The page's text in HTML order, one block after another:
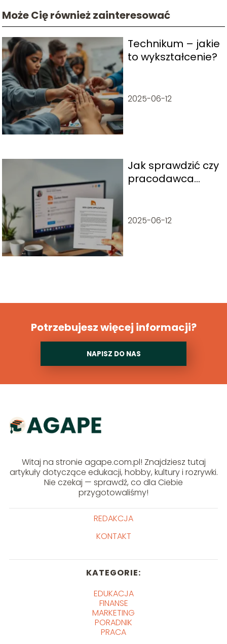
Może Cię również zainteresować
Technikum – jakie
to wykształcenie?
2025-06-12
Jak sprawdzić czy
pracodawca
chorobowy?
2025-06-12
Potrzebujesz więcej informacji?
NAPISZ DO NAS
Witaj na stronie agape.com.pl! Znajdziesz tutaj
artykuły dotyczące edukacji, hobby, kultury i rozrywki.
Nie czekaj — sprawdź, co dla Ciebie
przygotowaliśmy!
REDAKCJA
KONTAKT
KATEGORIE:
EDUKACJA
FINANSE
MARKETING
PORADNIK
PRACA